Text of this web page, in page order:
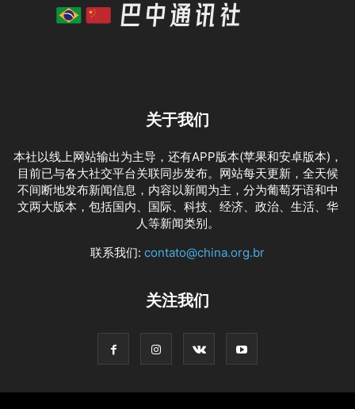
关于我们
本社以线上网站输出为主导，还有APP版本(苹果和安卓版本)，
目前已与各大社交平台关联同步发布。网站每天更新，全天候
不间断地发布新闻信息，内容以新闻为主，分为葡萄牙语和中
文两大版本，包括国内、国际、科技、经济、政治、生活、华
人等新闻类别。
联系我们: contato@china.org.br
关注我们